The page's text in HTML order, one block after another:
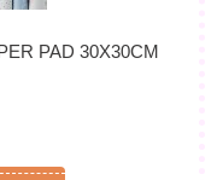
PAD 30X30CM